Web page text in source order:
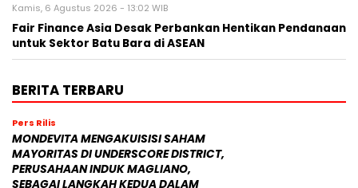
Kamis, 6 Agustus 2026 - 13:02 WIB
Fair Finance Asia Desak Perbankan Hentikan Pendanaan
untuk Sektor Batu Bara di ASEAN
BERITA TERBARU
Pers Rilis
MONDEVITA MENGAKUISISI SAHAM
MAYORITAS DI UNDERSCORE DISTRICT,
PERUSAHAAN INDUK MAGLIANO,
SEBAGAI LANGKAH KEDUA DALAM